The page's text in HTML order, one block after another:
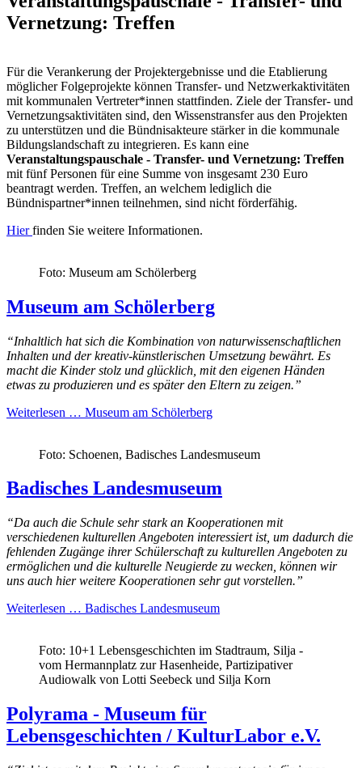
Vernetzung: Treffen
Für die Verankerung der Projektergebnisse und die Etablierung
möglicher Folgeprojekte können Transfer- und Netzwerkaktivitäten
mit kommunalen Vertreter*innen stattfinden. Ziele der Transfer- und
Vernetzungsaktivitäten sind, den Wissenstransfer aus den Projekten
zu unterstützen und die Bündnisakteure stärker in die kommunale
Bildungslandschaft zu integrieren. Es kann eine
Veranstaltungspauschale - Transfer- und Vernetzung: Treffen
mit fünf Personen für eine Summe von insgesamt 230 Euro
beantragt werden. Treffen, an welchem lediglich die
Bündnispartner*innen teilnehmen, sind nicht förderfähig.
Hierfinden Sie weitere Informationen.
Foto: Museum am Schölerberg
Museum am Schölerberg
“Inhaltlich hat sich die Kombination von naturwissenschaftlichen
Inhalten und der kreativ-künstlerischen Umsetzung bewährt. Es
macht die Kinder stolz und glücklich, mit den eigenen Händen
etwas zu produzieren und es später den Eltern zu zeigen.”
Weiterlesen … Museum am Schölerberg
Foto: Schoenen, Badisches Landesmuseum
Badisches Landesmuseum
“Da auch die Schule sehr stark an Kooperationen mit
verschiedenen kulturellen Angeboten interessiert ist, um dadurch die
fehlenden Zugänge ihrer Schülerschaft zu kulturellen Angeboten zu
ermöglichen und die kulturelle Neugierde zu wecken, können wir
uns auch hier weitere Kooperationen sehr gut vorstellen.”
Weiterlesen … Badisches Landesmuseum
Foto: 10+1 Lebensgeschichten im Stadtraum, Silja -
vom Hermannplatz zur Hasenheide, Partizipativer
Audiowalk von Lotti Seebeck und Silja Korn
Polyrama - Museum für
Lebensgeschichten / KulturLabor e.V.